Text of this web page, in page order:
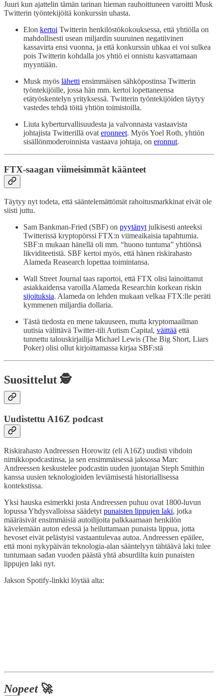
Juuri kun ajattelin tämän tarinan hieman rauhoittuneen varoitti Musk
Twitterin työntekijöitä konkurssin uhasta.
Elon kertoi Twitterin henkilöstökokouksessa, että yhtiölla on
mahdollisesti usean miljardin suuruinen negatiivinen
kassavirta ensi vuonna, ja että konkurssin uhkaa ei voi sulkea
pois Twitterin kohdalla jos yhtiö ei onnistu kasvattamaan
myyntiään.
Musk myös lähetti ensimmäisen sähköpostinsa Twitterin
työntekijöille, jossa hän mm. kertoi lopettaneensa
etätyöskentelyn yrityksessä. Twitterin työntekijöiden täytyy
vastedes tehdä töitä yhtiön toimistoilla.
Liuta kyberturvallisuudesta ja valvonnasta vastaavista
johtajista Twitterillä ovat eronneet. Myös Yoel Roth, yhtiön
sisällönmoderoinnista vastaava johtaja, on eronnut.
FTX-saagan viimeisimmät käänteet
Täytyy nyt todeta, että sääntelemättömät rahoitusmarkkinat eivät ole
siisti juttu.
Sam Bankman-Fried (SBF) on pyytänyt julkisesti anteeksi
Twitterissä kryptopörssi FTX:n viimeaikaisia tapahtumia.
SBF:n mukaan hänellä oli mm. “huono tuntuma” yhtiönsä
likviditeetistä. SBF kertoi myös, että hänen riskirahasto
Alameda Reasearch lopettaa toimintansa.
Wall Street Journal taas raportoi, että FTX olisi lainoittanut
asiakkaidensa varoilla Alameda Researchin korkean riskin
sijoituksia. Alameda on lehden mukaan velkaa FTX:lle peräti
kymmenen miljardia dollaria.
Tästä tiedosta en mene takuuseen, mutta kryptomaailman
uutisia välittävä Twitter-tili Autism Capital, väittää että
tunnettu talouskirjailija Michael Lewis (The Big Short, Liars
Poker) olisi ollut kirjoittamassa kirjaa SBF:stä
Suosittelut 🕵️
Uudistettu A16Z podcast
Riskirahasto Andreessen Horowitz (eli A16Z) uudisti vihdoin
nimikkopodcastinsa, ja sen ensimmäisessä jaksossa Marc
Andreessen keskustelee podcastin uuden juontajan Steph Smithin
kanssa uusien teknologioiden leviämisestä historiallisessa
kontekstissa.
Yksi hauska esimerkki josta Andreessen puhuu ovat 1800-luvun
lopussa Yhdysvalloissa säädetyt punaisten lippujen laki, jotka
määräsivät ensimmäisiä autoilijoita palkkaamaan henkilön
kävelemään auton edessä ja heiluttamaan punaista lippua, jotta
hevoset eivät pelästyisi vastaantulevaa autoa. Andreessen epäilee,
että moni nykypäivän teknologia-alan sääntelyyn tähtäävä laki tulee
tuntumaan sadan vuoden päästä yhtä absurdilta kuin punaisten
lippujen laki nyt.
Jakson Spotify-linkki löytää alta:
Nopeet🚀